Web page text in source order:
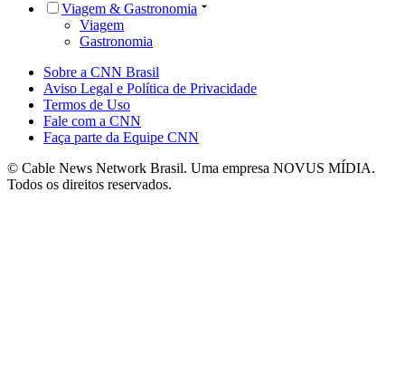
Viagem & Gastronomia
Viagem
Gastronomia
Sobre a CNN Brasil
Aviso Legal e Política de Privacidade
Termos de Uso
Fale com a CNN
Faça parte da Equipe CNN
© Cable News Network Brasil. Uma empresa NOVUS MÍDIA.
Todos os direitos reservados.